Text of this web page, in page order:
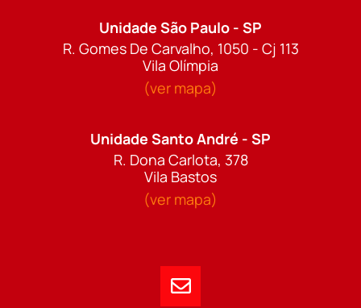
Unidade São Paulo - SP
R. Gomes De Carvalho, 1050 - Cj 113
Vila Olímpia
(ver mapa)
Unidade Santo André - SP
R. Dona Carlota, 378
Vila Bastos
(ver mapa)